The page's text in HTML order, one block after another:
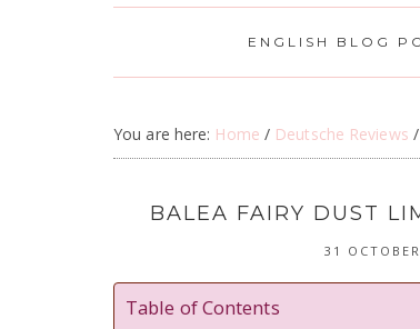
ENGLISH BLOG
You are here: Home / Deutsche Reviews /
BALEA FAIRY DUST
31
Table of Contents